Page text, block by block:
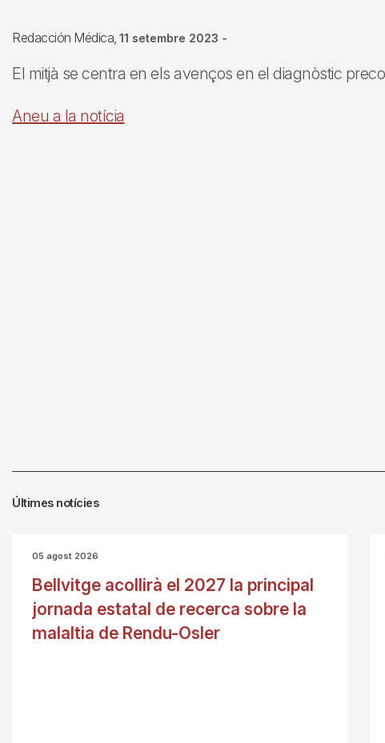
Redacción Médica 11 setembre 2023 -
El mitjà se centra en els avenços en el diagnòstic
Aneu a la notícia
Últimes notícies
05 agost 2026
Bellvitge acollirà el 2027 la principal
jornada estatal de recerca sobre la
malaltia de Rendu-Osler